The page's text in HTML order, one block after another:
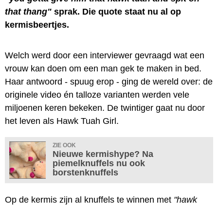
that thang" sprak. Die quote staat nu al op
kermisbeertjes.
Welch werd door een interviewer gevraagd wat een
vrouw kan doen om een man gek te maken in bed.
Haar antwoord - spuug erop - ging de wereld over: de
originele video én talloze varianten werden vele
miljoenen keren bekeken. De twintiger gaat nu door
het leven als Hawk Tuah Girl.
ZIE OOK
Nieuwe kermishype? Na
piemelknuffels nu ook
borstenknuffels
Op de kermis zijn al knuffels te winnen met "hawk